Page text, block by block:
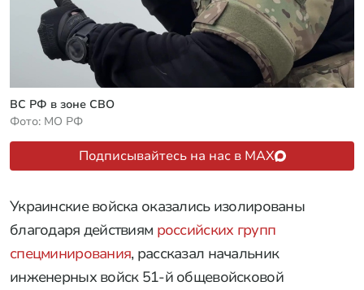
ВС РФ в зоне СВО
Фото: МО РФ
Подписывайтесь на нас в MAX
Украинские войска оказались изолированы
благодаря действиям российских групп
спецминирования, рассказал начальник
инженерных войск 51-й общевойсковой